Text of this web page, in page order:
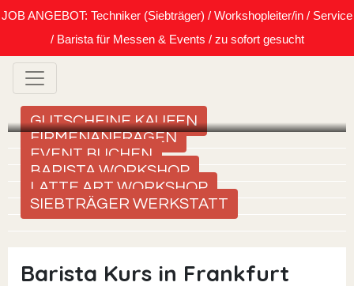
JOB ANGEBOT: Techniker (Siebträger) / Workshopleiter/in / Service
/ Barista für Messen & Events / zu sofort gesucht
GUTSCHEINE KAUFEN
FIRMENANFRAGEN
EVENT BUCHEN
BARISTA WORKSHOP
LATTE ART WORKSHOP
SIEBTRÄGER WERKSTATT
Barista Kurs in Frankfurt